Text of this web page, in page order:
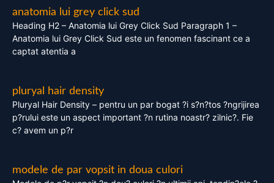
anatomia lui grey click sud
Heading H2 – Anatomia lui Grey Click Sud Paragraph 1 –
Anatomia lui Grey Click Sud este un fenomen fascinant ce a
captat atentia a
pluryal hair density
Pluryal Hair Density – pentru un par bogat ?i s?n?tos ?ngrijirea
p?rului este un aspect important ?n rutina noastr? zilnic?. Fie
c? avem un p?r
modele de par vopsit in doua culori